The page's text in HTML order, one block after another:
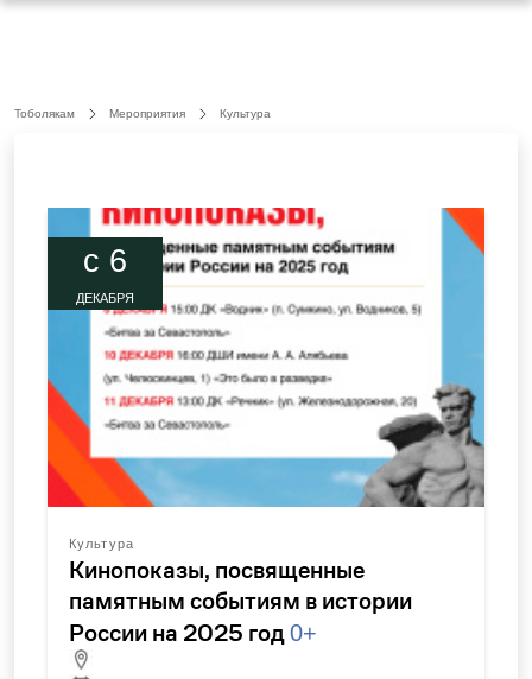
Тоболякам Мероприятия Культура
c 6
ДЕКАБРЯ
Культура
Кинопоказы, посвященные
памятным событиям в истории
России на 2025 год0+